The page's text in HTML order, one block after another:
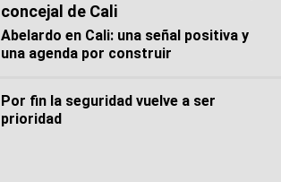
concejal de Cali
Abelardo en Cali: una señal positiva y
una agenda por construir
Por fin la seguridad vuelve a ser
prioridad